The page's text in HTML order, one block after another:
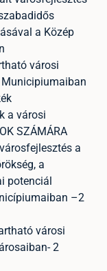
a Közép
városi
a városi
SZÁMÁRA
a
a
potenciál
–2
városi
2